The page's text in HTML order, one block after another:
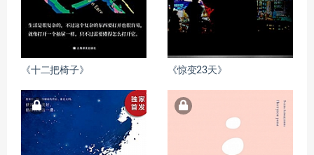
《十二把椅子》 《惊变23天》